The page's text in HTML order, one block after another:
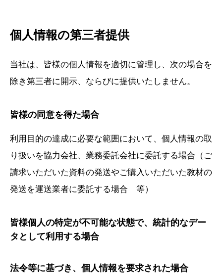
個人情報の第三者提供
当社は、皆様の個人情報を適切に管理し、次の場合を
除き第三者に開示、ならびに提供いたしません。
皆様の同意を得た場合
利用目的の達成に必要な範囲において、個人情報の取
り扱いを協力会社、業務委託会社に委託する場合（ご
請求いただいた資料の発送やご購入いただいた教材の
発送を運送業者に委託する場合 等）
皆様個人の特定が不可能な状態で、統計的なデー
タとして利用する場合
法令等に基づき、個人情報を要求された場合